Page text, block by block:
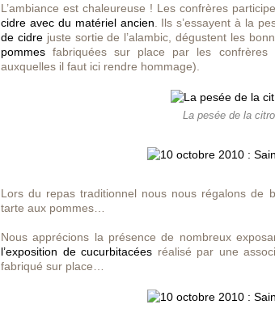
L’ambiance est chaleureuse ! Les confrères
cidre avec du matériel ancien . Ils s’essayent à la
de cidrejuste sortie de l’alambic, dégustent les
pommes fabriquées sur place par les confrères
auxquelles il faut ici rendre hommage).
La pesée de la
Lors du repas traditionnel nous nous régalons de
tarte aux pommes…
Nous apprécions la présence de nombreux
l’exposition de cucurbitacées réalisé par une
fabriqué sur place…